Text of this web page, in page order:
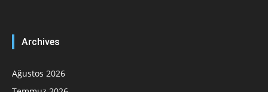
Archives
Ağustos 2026